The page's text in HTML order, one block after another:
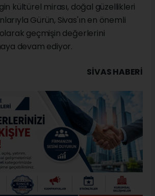
kültürel mirası, doğal güzellikleri
Gürün, Sivas'ın en önemli
geçmişin değerlerini
devam ediyor.
SIVAS HABERİ